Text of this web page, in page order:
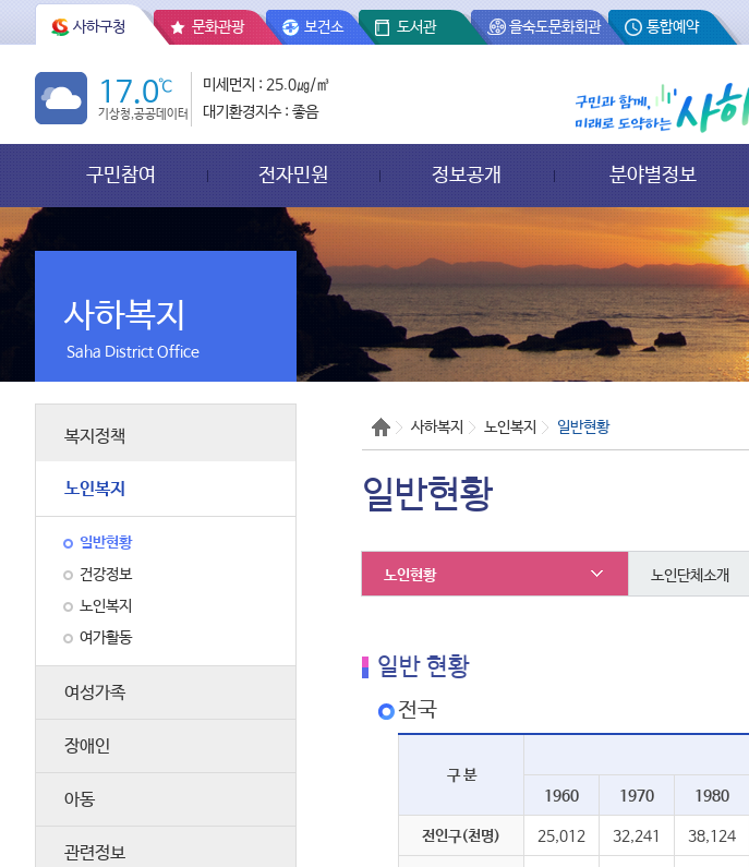
사하구청 문화관광 보건소 도서관 을숙도문화회관 통합예약
17.0℃
기상청,공공데이터
미세먼지 : 25.0㎍/㎥
대기환경지수 : 좋음
구민참여 전자민원 정보공개 분야별정보
사하복지
Saha District Office
복지정책
노인복지
일반현황
건강정보
노인복지
여가활동
여성가족
장애인
아동
관련정보
사하복지 노인복지 일반현황
일반현황
노인현황 노인단체소개
일반 현황
전국
구 분
1960 1970 1980
전인구(천명) 25,012 32,241 38,124